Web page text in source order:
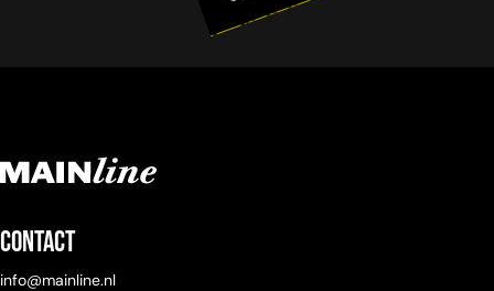
Contact
info@mainline.nl